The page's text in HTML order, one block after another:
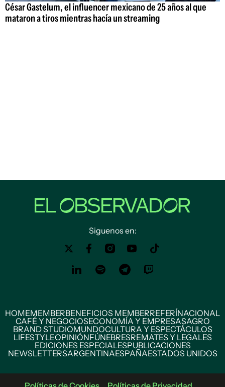
César Gastelum, el influencer mexicano de 25 años al que
mataron a tiros mientras hacía un streaming
Siguenos en:
HOMEMEMBERBENEFICIOS MEMBERREFERÍNACIONAL
CAFÉ Y NEGOCIOSECONOMÍA Y EMPRESASAGRO
BRAND STUDIOMUNDOCULTURA Y ESPECTÁCULOS
LIFESTYLEOPINIÓNFÚNEBRESREMATES Y LEGALES
EDICIONES ESPECIALESPUBLICACIONES
NEWSLETTERSARGENTINAESPAÑAESTADOS UNIDOS